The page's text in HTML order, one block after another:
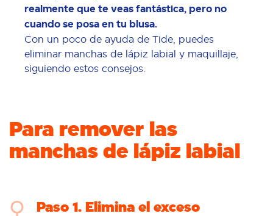
realmente que te veas fantástica, pero no
cuando se posa en tu blusa.
Con un poco de ayuda de Tide, puedes
eliminar manchas de lápiz labial y maquillaje,
siguiendo estos consejos.
Para remover las
manchas de lápiz labial
Paso 1 Elimina el exceso